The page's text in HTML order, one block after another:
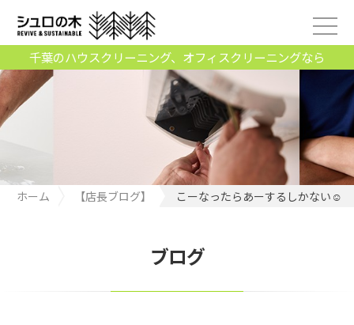
千葉のハウスクリーニング、オフィスクリーニングなら
ホーム 【店長ブログ】 こーなったらあーするしかない☺︎
ブログ